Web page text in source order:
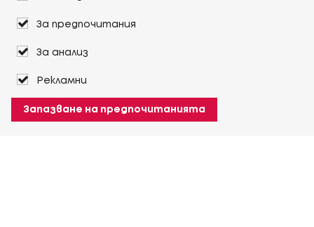
За предпочитания
За анализ
Рекламни
Запазване на предпочитанията